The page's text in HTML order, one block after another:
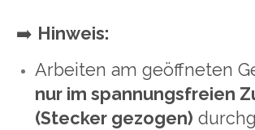
➡️ Hinweis:
Arbeiten am geöffneten
nur im spannungsfreien
(Stecker gezogen)